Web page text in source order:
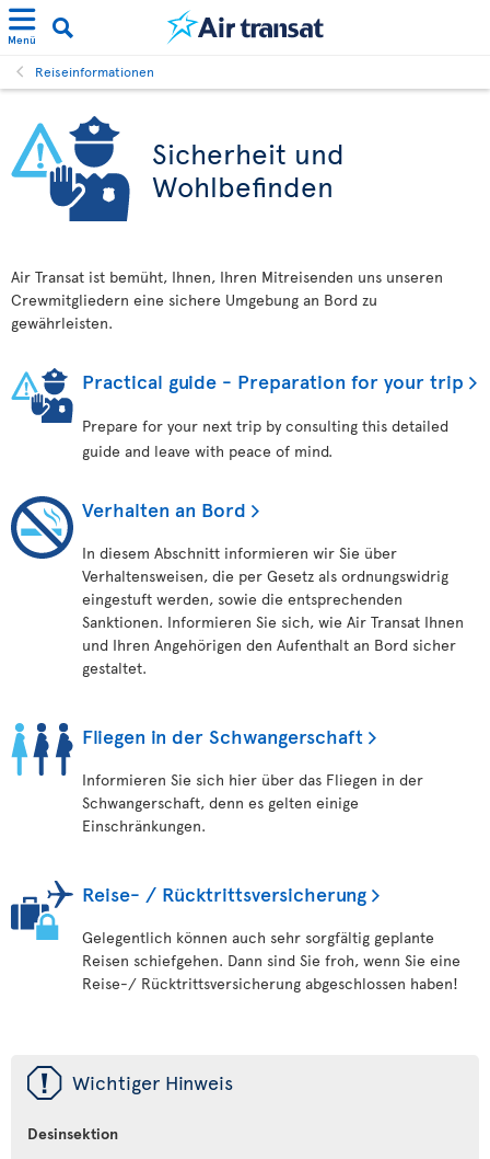
Menü
Reiseinformationen
Sicherheit und
Wohlbefinden
Air Transat ist bemüht, Ihnen, Ihren Mitreisenden uns unseren
Crewmitgliedern eine sichere Umgebung an Bord zu
gewährleisten.
Practical guide - Preparation for your trip
Prepare for your next trip by consulting this detailed
guide and leave with peace of mind.
Verhalten an Bord
In diesem Abschnitt informieren wir Sie über
Verhaltensweisen, die per Gesetz als ordnungswidrig
eingestuft werden, sowie die entsprechenden
Sanktionen. Informieren Sie sich, wie Air Transat Ihnen
und Ihren Angehörigen den Aufenthalt an Bord sicher
gestaltet.
Fliegen in der Schwangerschaft
Informieren Sie sich hier über das Fliegen in der
Schwangerschaft, denn es gelten einige
Einschränkungen.
Reise- / Rücktrittsversicherung
Gelegentlich können auch sehr sorgfältig geplante
Reisen schiefgehen. Dann sind Sie froh, wenn Sie eine
Reise-/ Rücktrittsversicherung abgeschlossen haben!
ü Wichtiger Hinweis
Desinsektion